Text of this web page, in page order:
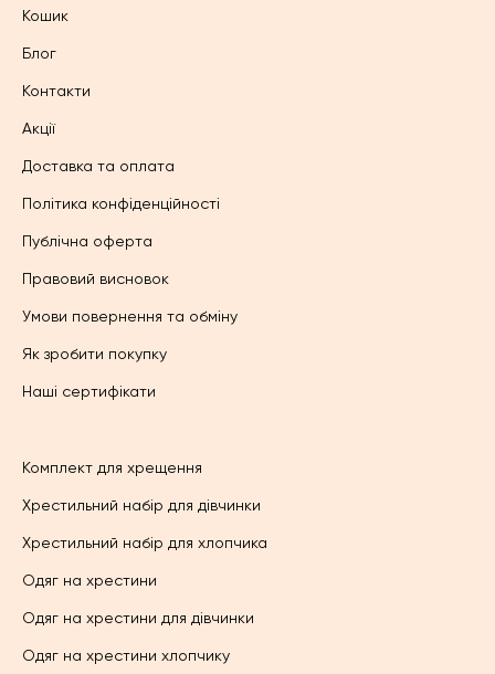
Кошик
Блог
Контакти
Акції
Доставка та оплата
Політика конфіденційності
Публічна оферта
Правовий висновок
Умови повернення та обміну
Як зробити покупку
Наші сертифікати
Комплект для хрещення
Хрестильний набір для дівчинки
Хрестильний набір для хлопчика
Одяг на хрестини
Одяг на хрестини для дівчинки
Одяг на хрестини хлопчику